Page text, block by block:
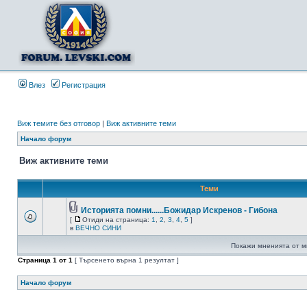
Влез Регистрация
Виж темите без отговор | Виж активните теми
Начало форум
Виж активните теми
Теми
Историята помни......Божидар Искренов - Гибона
[ Отиди на страница: 1 2 3 4 5 ]
в ВЕЧНО СИНИ
Покажи мненията от
Страница 1 от 1 [ Търсенето върна 1 резултат ]
Начало форум